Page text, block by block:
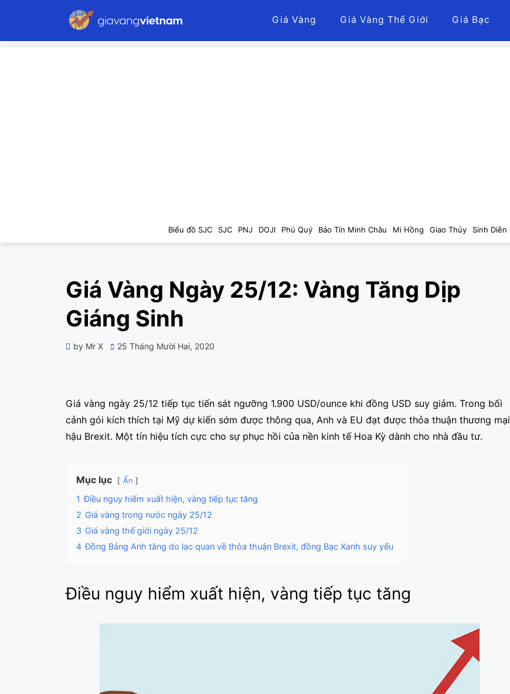
Giá Vàng Giá Vàng Thế Giới Giá Bạc
Biểu đồ SJC SJC PNJ DOJI Phú Quý Bảo Tín Minh Châu Mi Hồng Giao Thủy Sinh Diễn
Giá Vàng Ngày 25/12: Vàng Tăng Dịp
Giáng Sinh
by Mr X
Posted
25 Tháng Mười Hai, 2020
Giá vàng ngày 25/12 tiếp tục tiến sát ngưỡng 1.900 USD/ounce khi đồng USD suy giảm. Trong bối
cảnh gói kích thích tại Mỹ dự kiến sớm được thông qua, Anh và EU đạt được thỏa thuận thương mại
hậu Brexit. Một tín hiệu tích cực cho sự phục hồi của nền kinh tế Hoa Kỳ dành cho nhà đầu tư.
Mục lục Ẩn
1 Điều nguy hiểm xuất hiện, vàng tiếp tục tăng
2 Giá vàng trong nước ngày 25/12
3 Giá vàng thế giới ngày 25/12
4 Đồng Bảng Anh tăng do lạc quan về thỏa thuận Brexit, đồng Bạc Xanh suy yếu
Điều nguy hiểm xuất hiện, vàng tiếp tục tăng